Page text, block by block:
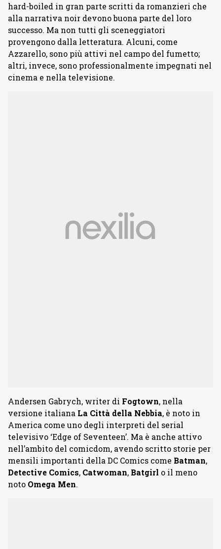
hard-boiled in gran parte scritti da romanzieri che
alla narrativa noir devono buona parte del loro
successo. Ma non tutti gli sceneggiatori
provengono dalla letteratura. Alcuni, come
Azzarello, sono più attivi nel campo del fumetto;
altri, invece, sono professionalmente impegnati nel
cinema e nella televisione.
Andersen Gabrych, writer di Fogtown, nella
versione italiana La Città della Nebbia, è noto in
America come uno degli interpreti del serial
televisivo ‘Edge of Seventeen’. Ma è anche attivo
nell’ambito del comicdom, avendo scritto storie per
mensili importanti della DC Comics come Batman,
Detective Comics, Catwoman, Batgirl o il meno
noto Omega Men.